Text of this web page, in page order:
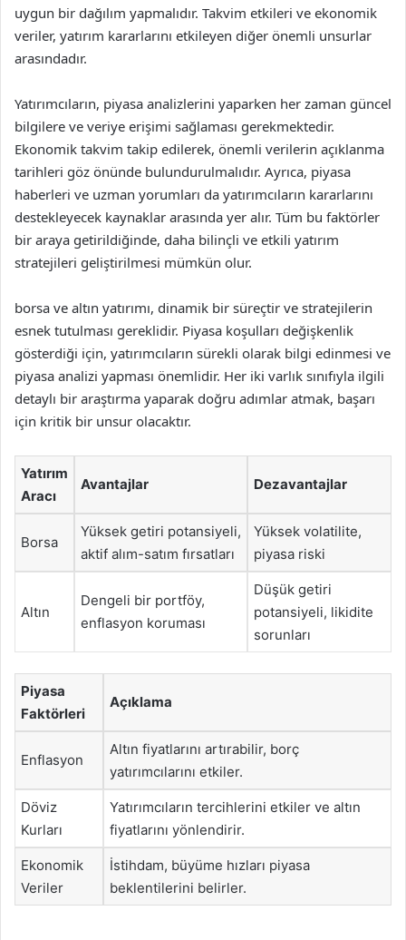
uygun bir dağılım yapmalıdır. Takvim etkileri ve ekonomik
veriler, yatırım kararlarını etkileyen diğer önemli unsurlar
arasındadır.
Yatırımcıların, piyasa analizlerini yaparken her zaman güncel
bilgilere ve veriye erişimi sağlaması gerekmektedir.
Ekonomik takvim takip edilerek, önemli verilerin açıklanma
tarihleri göz önünde bulundurulmalıdır. Ayrıca, piyasa
haberleri ve uzman yorumları da yatırımcıların kararlarını
destekleyecek kaynaklar arasında yer alır. Tüm bu faktörler
bir araya getirildiğinde, daha bilinçli ve etkili yatırım
stratejileri geliştirilmesi mümkün olur.
borsa ve altın yatırımı, dinamik bir süreçtir ve stratejilerin
esnek tutulması gereklidir. Piyasa koşulları değişkenlik
gösterdiği için, yatırımcıların sürekli olarak bilgi edinmesi ve
piyasa analizi yapması önemlidir. Her iki varlık sınıfıyla ilgili
detaylı bir araştırma yaparak doğru adımlar atmak, başarı
için kritik bir unsur olacaktır.
Yatırım
Aracı
Avantajlar Dezavantajlar
Borsa
Yüksek getiri potansiyeli,
aktif alım-satım fırsatları
Yüksek volatilite,
piyasa riski
Altın
Dengeli bir portföy,
enflasyon koruması
Düşük getiri
potansiyeli, likidite
sorunları
Piyasa
Faktörleri
Açıklama
Enflasyon
Altın fiyatlarını artırabilir, borç
yatırımcılarını etkiler.
Döviz
Kurları
Yatırımcıların tercihlerini etkiler ve altın
fiyatlarını yönlendirir.
Ekonomik
Veriler
İstihdam, büyüme hızları piyasa
beklentilerini belirler.